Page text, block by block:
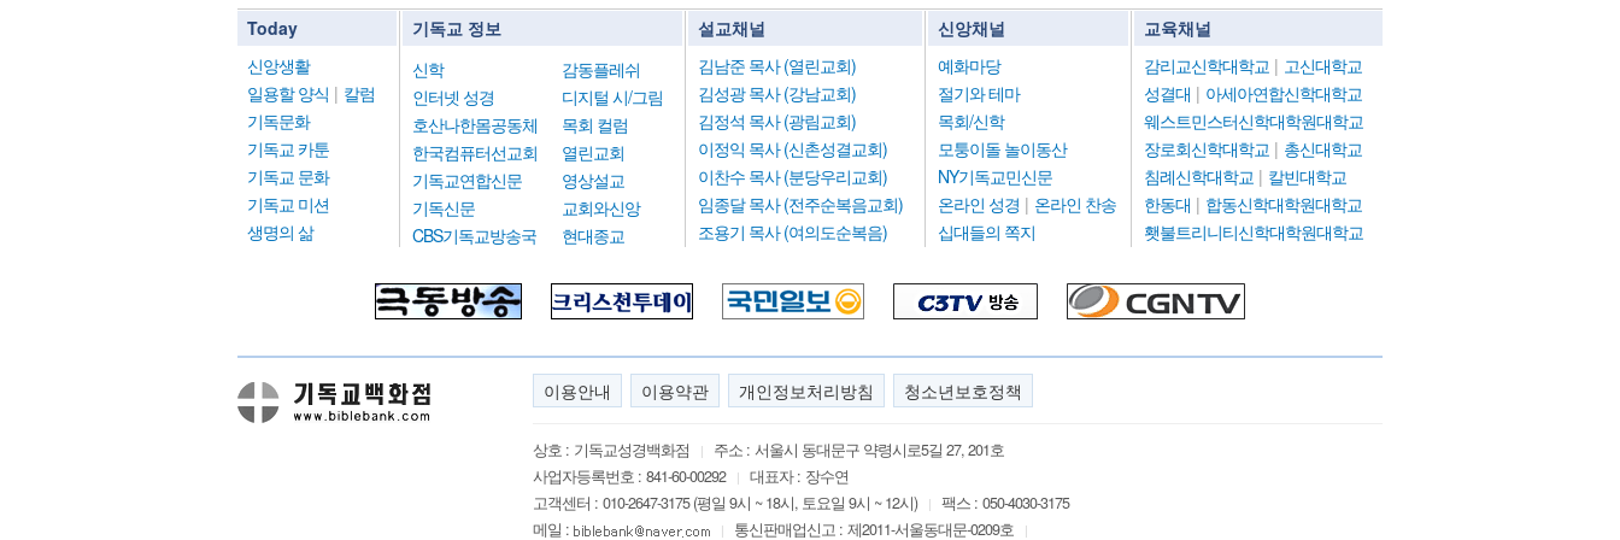
Today
신앙생활
일용할 양식 | 칼럼
기독문화
기독교 카툰
기독교 문화
기독교 미션
생명의 삶
기독교 정보
신학
인터넷 성경
호산나한몸공동체
한국컴퓨터선교회
기독교연합신문
기독신문
CBS기독교방송국
감동플레쉬
디지털 시/그림
목회 컬럼
열린교회
영상설교
교회와신앙
현대종교
설교채널
김남준 목사 (열린교회)
김성광 목사 (강남교회)
김정석 목사 (광림교회)
이정익 목사 (신촌성결교회)
이찬수 목사 (분당우리교회)
임종달 목사 (전주순복음교회)
조용기 목사 (여의도순복음)
신앙채널
예화마당
절기와 테마
목회/신학
모퉁이돌 놀이동산
NY기독교민신문
온라인 성경 | 온라인 찬송
십대들의 쪽지
교육채널
감리교신학대학교 | 고신대학교
성결대 | 아세아연합신학대학교
웨스트민스터신학대학원대학교
장로회신학대학교 | 총신대학교
침례신학대학교 | 칼빈대학교
한동대 | 합동신학대학원대학교
횃불트리니티신학대학원대학교
이용안내 이용약관 개인정보처리방침 청소년보호정책
상호 : 기독교성경백화점 | 주소 : 서울시 동대문구 약령시로5길 27, 201호
사업자등록번호 : 841-60-00292 | 대표자 : 장수연
고객센터 : 010-2647-3175 (평일 9시 ~ 18시, 토요일 9시 ~ 12시) | 팩스 : 050-4030-3175
메일 :
| 통신판매업신고 : 제2011-서울동대문-0209호 |